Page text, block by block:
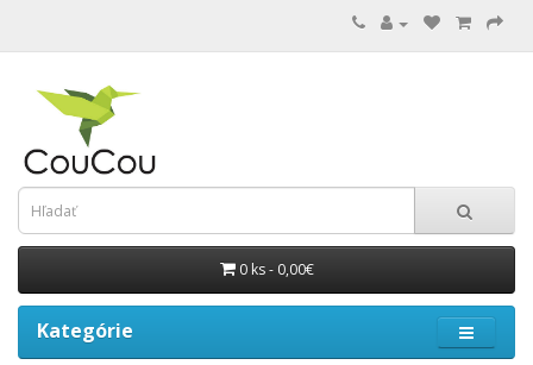
0 ks - 0,00€
Kategórie